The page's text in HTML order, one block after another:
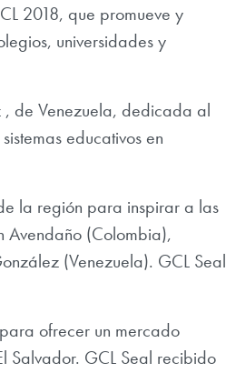
2018, que promueve y
universidades y
de Venezuela, dedicada al
educativos en
la región para inspirar a las
Avendaño (Colombia),
(Venezuela). GCL Seal
ofrecer un mercado
Salvador. GCL Seal recibido